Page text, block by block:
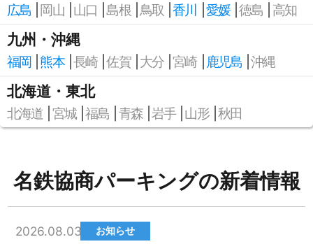
広島 岡山 山口 島根 鳥取 香川 愛媛 徳島 高知
九州・沖縄
福岡 熊本 長崎 佐賀 大分 宮崎 鹿児島 沖縄
北海道・東北
北海道 宮城 福島 青森 岩手 山形 秋田
名鉄協商パーキングの新着情報
2026.08.03 お知らせ